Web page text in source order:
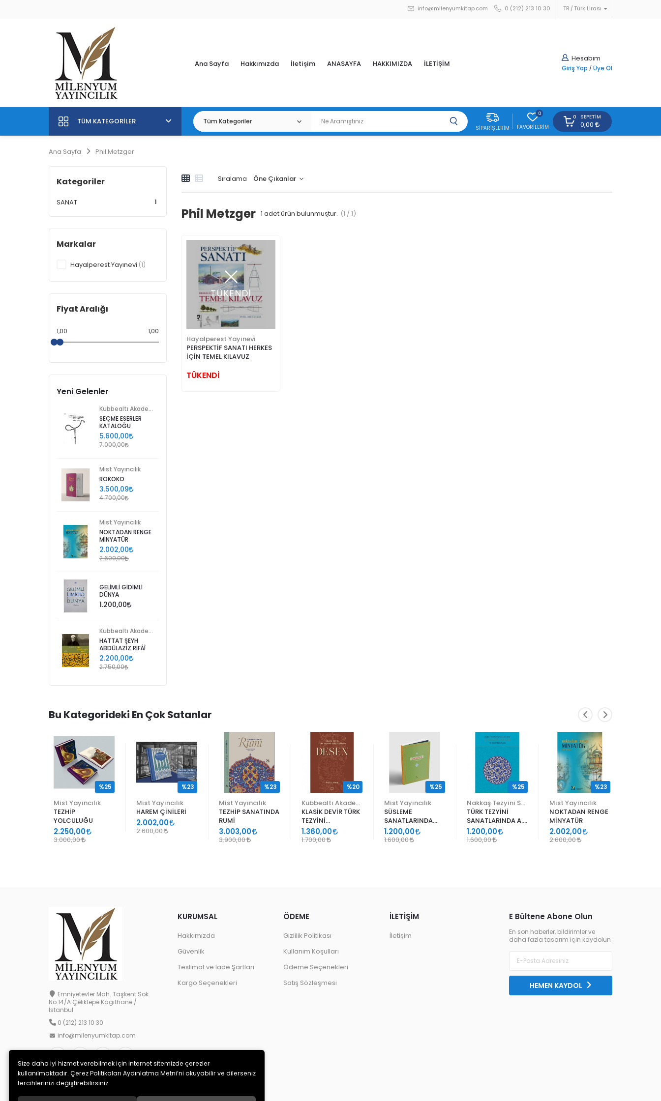
TR Türk Lirası
info@milenyumkitap.com 0 (212) 213 10 30
Hesabım
Giriş Yap / Üye Ol
Ana Sayfa Hakkımızda İletişim ANASAYFA HAKKIMIZDA İLETİŞİM
TÜM KATEGORILER
SIPARIŞLERIM
0
FAVORILERIM
0 SEPETIM
0,00
Ana Sayfa Phil Metzger
Sıralama
Phil Metzger 1 adet ürün bulunmuştur. (1 / 1)
TÜKENDİ
Hayalperest Yayınevi
PERSPEKTİF SANATI HERKES
İÇİN TEMEL KILAVUZ
TÜKENDİ
Kategoriler
SANAT 1
Markalar
Hayalperest Yayınevi (1)
Fiyat Aralığı
1,00 1,00
Yeni Gelenler
SEÇME ESERLER
KATALOĞU
5.600,00
7.000,00
Mist Yayıncılık
ROKOKO
3.500,09
4.700,00
Mist Yayıncılık
NOKTADAN RENGE
MİNYATÜR
2.002,00
2.600,00
GELİMLİ GİDİMLİ
DÜNYA
1.200,00
HATTAT ŞEYH
ABDÜLAZİZ RİFÂÎ
2.200,00
2.750,00
Bu Kategorideki En Çok Satanlar
Mist Yayıncılık
TEZHİP
YOLCULUĞU
2.250,00
3.000,00
%25
Mist Yayıncılık
HAREM ÇİNİLERİ
2.002,00
2.600,00
%23
Mist Yayıncılık
TEZHİP SANATINDA
RUMİ
3.003,00
3.900,00
%23
KLASİK DEVİR TÜRK
TEZYİNİ
SANATLARINDA
DESEN
1.360,00
1.700,00
%20
Mist Yayıncılık
SÜSLEME
SANATLARINDA
GEÇMELER
1.200,00
1.600,00
%25
TÜRK TEZYİNİ
SANATLARINDA A.
SÜHEYL ÜNVER VE
YENİ TERKİPLERİ
1.200,00
1.600,00
%25
Mist Yayıncılık
NOKTADAN RENGE
MİNYATÜR
2.002,00
2.600,00
%23
Emniyetevler Mah. Taşkent Sok.
No:14/A Çeliktepe Kağıthane /
İstanbul
0 (212) 213 10 30
info@milenyumkitap.com
E Bültene Abone Olun
En son haberler, bildirimler ve
daha fazla tasarım için kaydolun
HEMEN KAYDOL
KURUMSAL
Hakkımızda
Güvenlik
Teslimat ve İade Şartları
Kargo Seçenekleri
ÖDEME
Gizlilik Politikası
Kullanım Koşulları
Ödeme Seçenekleri
Satış Sözleşmesi
İLETİŞİM
İletişim
Size daha iyi hizmet verebilmek için internet sitemizde çerezler
kullanılmaktadır. Çerez Politikaları Aydınlatma Metni’ni okuyabilir ve dilerseniz
tercihlerinizi değiştirebilirsiniz.